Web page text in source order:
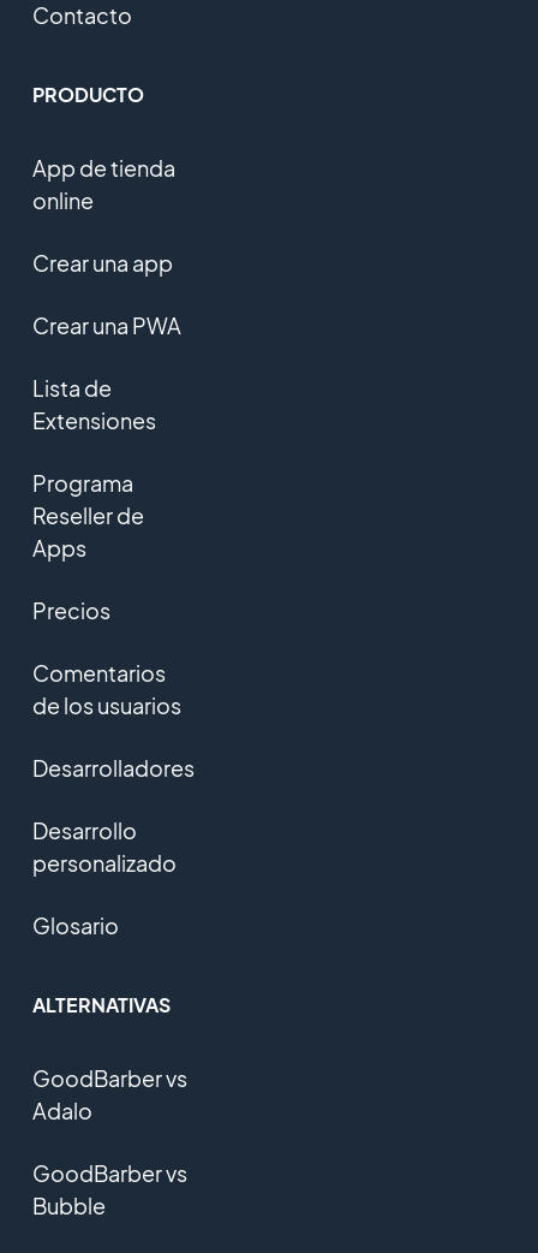
Contacto
PRODUCTO
App de tienda
online
Crear una app
Crear una PWA
Lista de
Extensiones
Programa
Reseller de
Apps
Precios
Comentarios
de los usuarios
Desarrolladores
Desarrollo
personalizado
Glosario
ALTERNATIVAS
GoodBarber vs
Adalo
GoodBarber vs
Bubble